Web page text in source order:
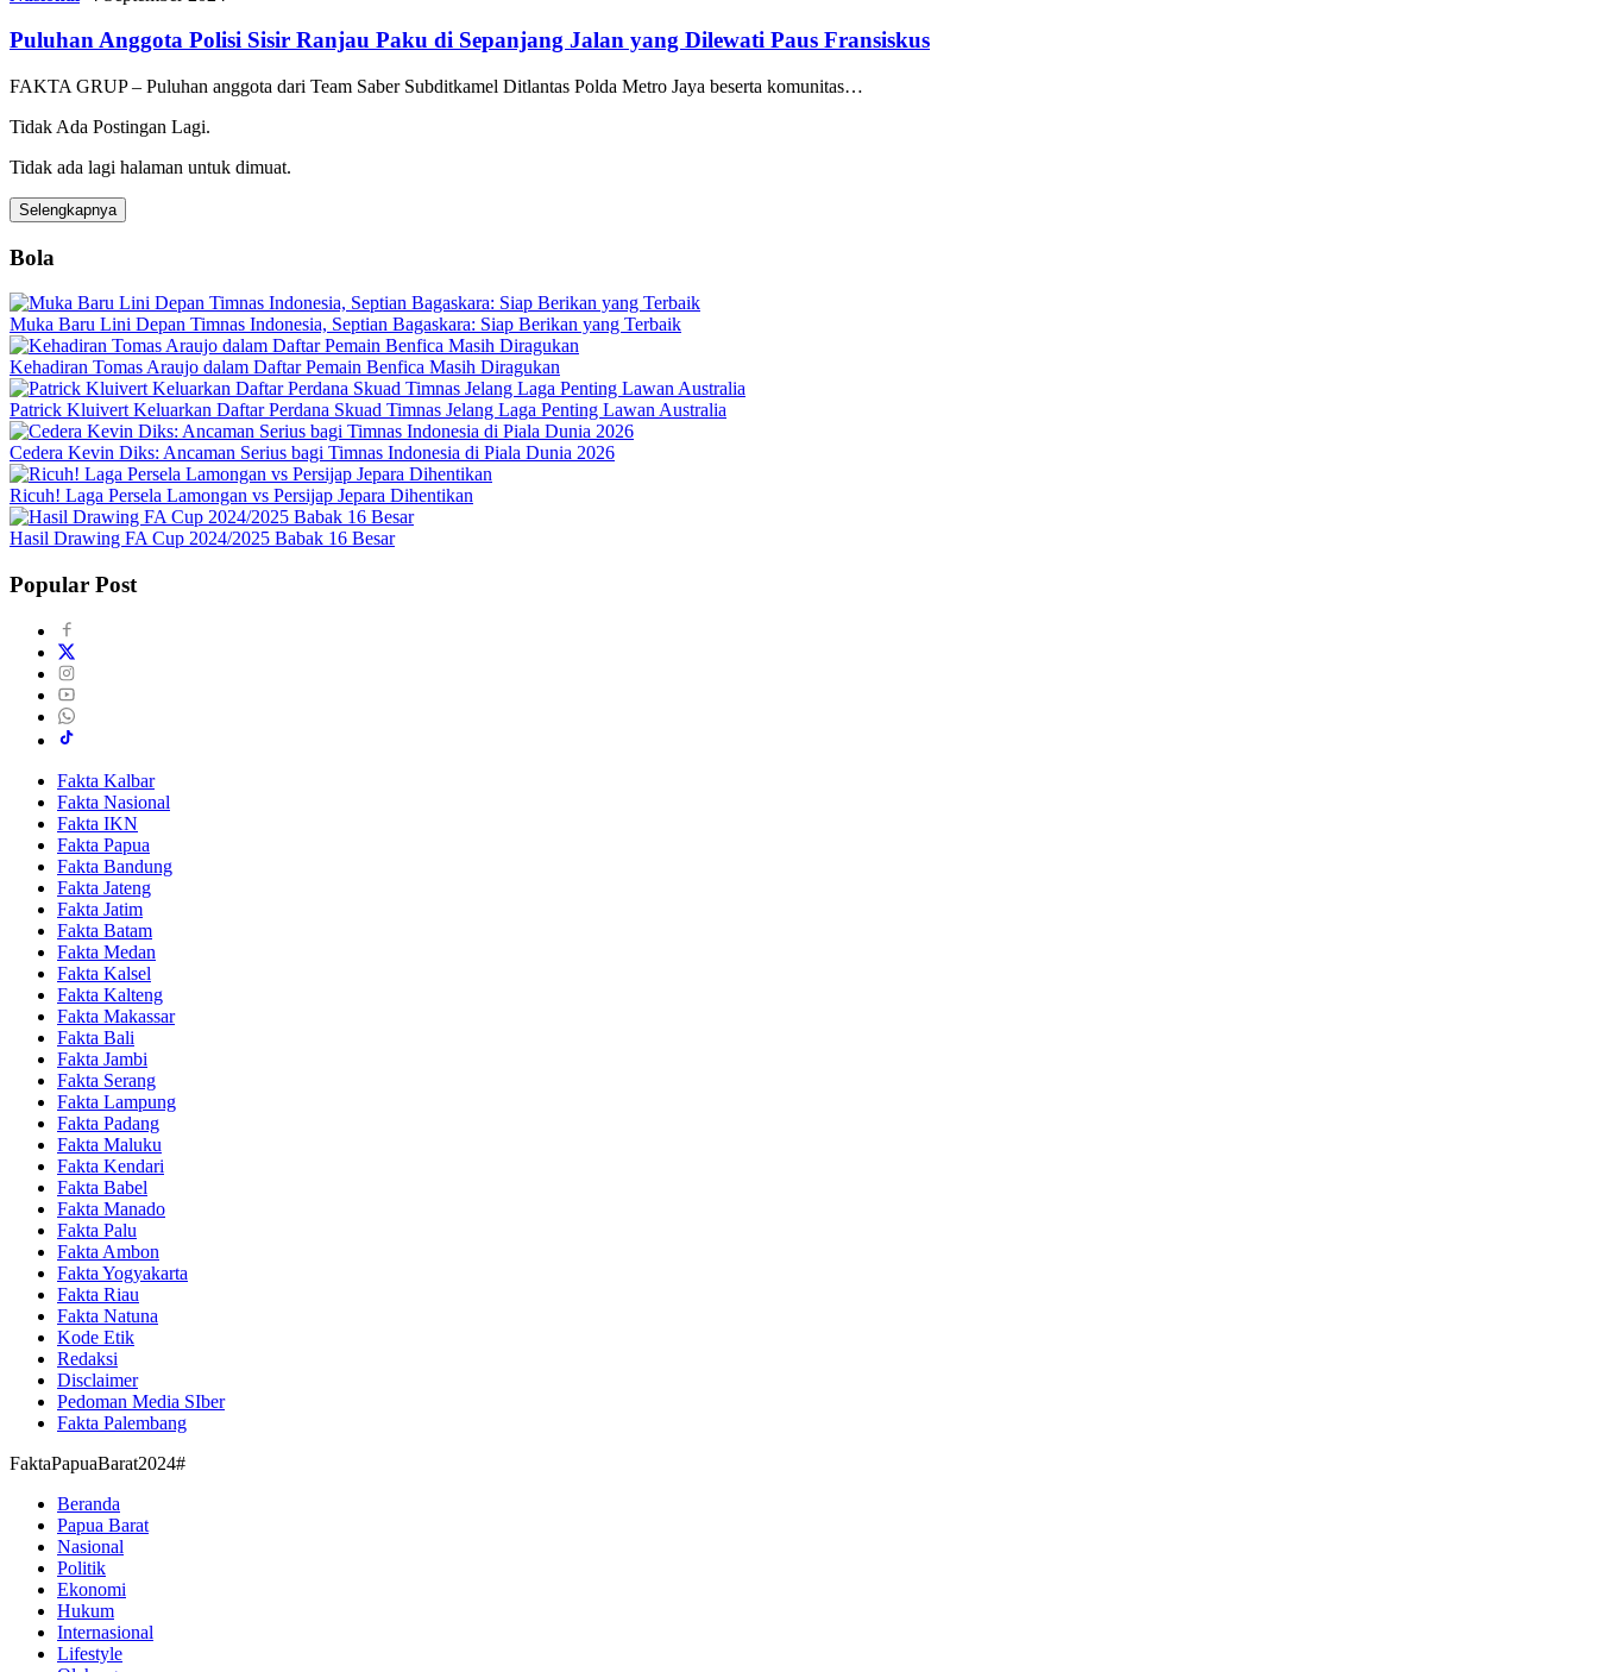
Puluhan Anggota Polisi Sisir Ranjau Paku di Sepanjang Jalan yang Dilewati Paus Fransiskus
FAKTA GRUP – Puluhan anggota dari Team Saber Subditkamel Ditlantas Polda Metro Jaya beserta komunitas…
Tidak Ada Postingan Lagi.
Tidak ada lagi halaman untuk dimuat.
Selengkapnya
Bola
Muka Baru Lini Depan Timnas Indonesia, Septian Bagaskara: Siap Berikan yang Terbaik
Kehadiran Tomas Araujo dalam Daftar Pemain Benfica Masih Diragukan
Patrick Kluivert Keluarkan Daftar Perdana Skuad Timnas Jelang Laga Penting Lawan Australia
Cedera Kevin Diks: Ancaman Serius bagi Timnas Indonesia di Piala Dunia 2026
Ricuh! Laga Persela Lamongan vs Persijap Jepara Dihentikan
Hasil Drawing FA Cup 2024/2025 Babak 16 Besar
Popular Post
Fakta Kalbar
Fakta Nasional
Fakta IKN
Fakta Papua
Fakta Bandung
Fakta Jateng
Fakta Jatim
Fakta Batam
Fakta Medan
Fakta Kalsel
Fakta Kalteng
Fakta Makassar
Fakta Bali
Fakta Jambi
Fakta Serang
Fakta Lampung
Fakta Padang
Fakta Maluku
Fakta Kendari
Fakta Babel
Fakta Manado
Fakta Palu
Fakta Ambon
Fakta Yogyakarta
Fakta Riau
Fakta Natuna
Kode Etik
Redaksi
Disclaimer
Pedoman Media SIber
Fakta Palembang
FaktaPapuaBarat2024#
Beranda
Papua Barat
Nasional
Politik
Ekonomi
Hukum
Internasional
Lifestyle